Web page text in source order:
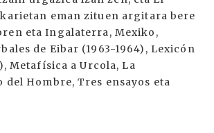
eman zituen argitara bere
eta Ingalaterra, Mexiko,
de Eibar (1963-1964), Lexicón
Metafísica a Urcola, La
Hombre, Tres ensayos eta